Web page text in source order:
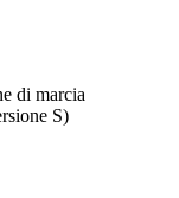
di marcia
S)